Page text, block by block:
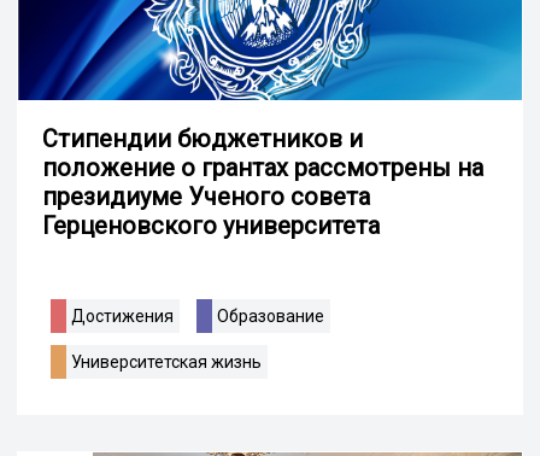
Стипендии бюджетников и
положение о грантах рассмотрены на
президиуме Ученого совета
Герценовского университета
Достижения Образование
Университетская жизнь